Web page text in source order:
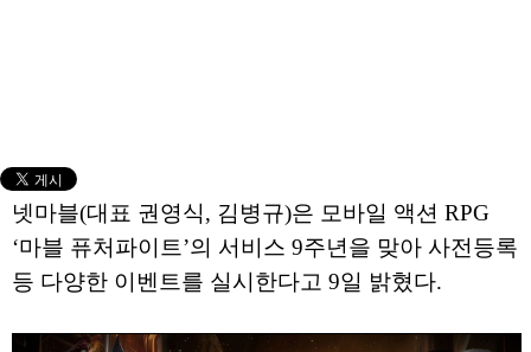
넷마블(대표 권영식, 김병규)은 모바일 액션 RPG
‘마블 퓨처파이트’의 서비스 9주년을 맞아 사전등록
등 다양한 이벤트를 실시한다고 9일 밝혔다.